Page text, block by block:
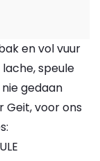
en vol vuur
speule
gedaan
Geit, voor ons